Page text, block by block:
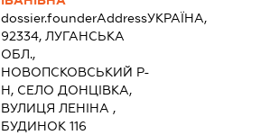
dossier.founderAddressУКРАЇНА,
92334, ЛУГАНСЬКА
ОБЛ.,
НОВОПСКОВСЬКИЙ Р-
Н, СЕЛО ДОНЦІВКА,
ВУЛИЦЯ ЛЕНІНА ,
БУДИНОК 116